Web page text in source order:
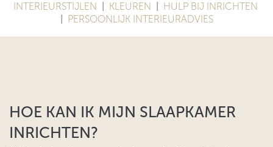
INTERIEURSTIJLEN KLEUREN
HULP BIJ INRICHTEN
PERSOONLIJK INTERIEURADVIES
HOE KAN IK MIJN SLAAPKAMER
INRICHTEN?